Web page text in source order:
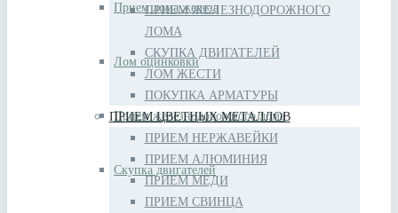
Прием лома железа
Лом оцинковки
Прием железнодорожного лома
Скупка двигателей
ПРИЕМ ЖЕЛЕЗНОДОРОЖНОГО
ЛОМА
СКУПКА ДВИГАТЕЛЕЙ
ЛОМ ЖЕСТИ
ПОКУПКА АРМАТУРЫ
ПРИЕМ ЦВЕТНЫХ МЕТАЛЛОВ
ПРИЕМ НЕРЖАВЕЙКИ
ПРИЕМ АЛЮМИНИЯ
ПРИЕМ МЕДИ
ПРИЕМ СВИНЦА